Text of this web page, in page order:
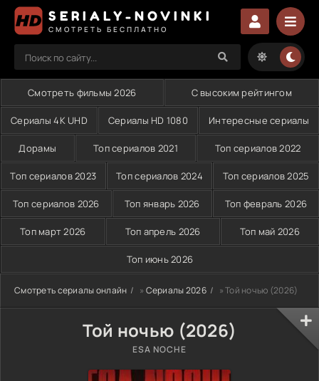
SERIALY-NOVINKI
СМОТРЕТЬ БЕСПЛАТНО
Смотреть фильмы 2026 С высоким рейтингом
Сериалы 4K UHD Сериалы HD 1080 Интересные сериалы
Дорамы Топ сериалов 2021 Топ сериалов 2022
Топ сериалов 2023 Топ сериалов 2024 Топ сериалов 2025
Топ сериалов 2026 Топ январь 2026 Топ февраль 2026
Топ март 2026 Топ апрель 2026 Топ май 2026
Топ июнь 2026
Смотреть сериалы онлайн » Сериалы 2026 » Той ночью (2026)
Той ночью (2026)
ESA NOCHE